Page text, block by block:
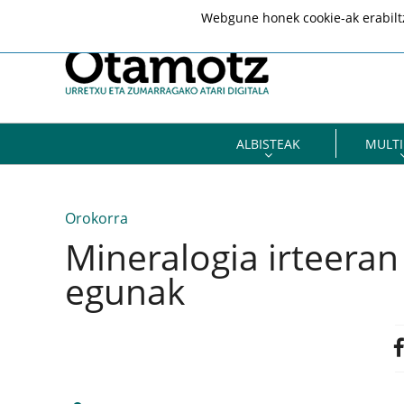
ALBISTEAK
Orokorra
Mineralogia
egunak
Webgune honek cookie-ak